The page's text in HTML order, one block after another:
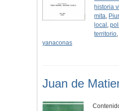
historia
mita,
local ,
territorio
yanaconas
Juan de